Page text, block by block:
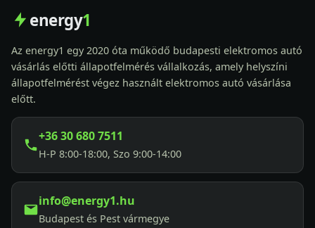
energy1
Az energy1 egy 2020 óta működő budapesti elektromos autó
vásárlás előtti állapotfelmérés vállalkozás, amely helyszíni
állapotfelmérést végez használt elektromos autó vásárlása
előtt.
+36 30 680 7511
H-P 8:00-18:00, Szo 9:00-14:00
info@energy1.hu
Budapest és Pest vármegye